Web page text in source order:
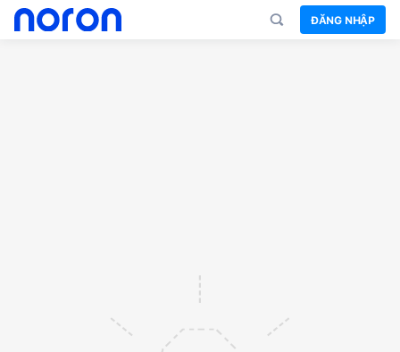
ĐĂNG NHẬP